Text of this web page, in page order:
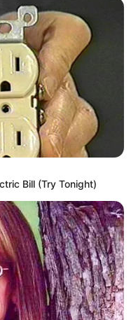
οι κυβερνήσεις και οι
την
εκτύπωσης
οικονομικής
διευρύνονται – και
Οικονομική
και η Μάχη για
της παγκόσμιας
βιώσιμο χρέος. Τα
Οι αντιστροφές
αξιόπιστοι
– χτυπούν κόκκινο.
τη σήψη, αλλά η
Το σύστημα είναι
ξεμένουν από χρήματα
Bill (Try Tonight)